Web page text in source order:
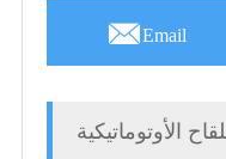
Email
الأوتوماتيكية